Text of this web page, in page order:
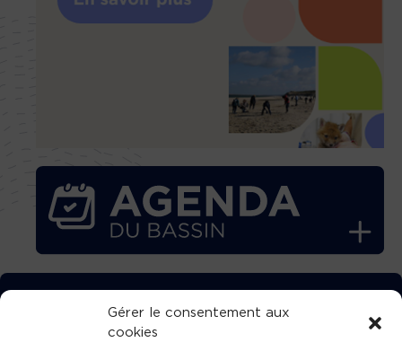
Gérer le consentement aux
cookies
TÉLÉCHARGEZ GRATUITEMENT
L’APPLICATION TVBA !